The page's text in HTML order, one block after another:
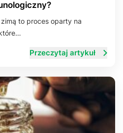
to proces oparty na
Przeczytaj artykuł